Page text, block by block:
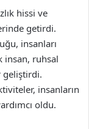
hissi ve
getirdi.
insanları
insan, ruhsal
geliştirdi.
insanların
oldu.